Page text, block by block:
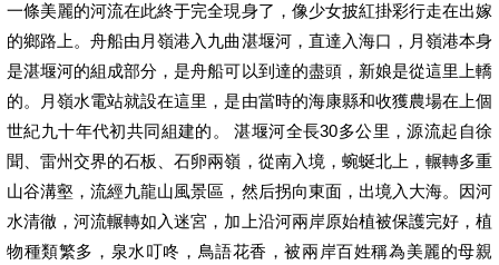
一條美麗的河流在此終于完全現身了，像少女披紅掛彩行走在出嫁
的鄉路上。舟船由月嶺港入九曲湛堰河，直達入海口，月嶺港本身
是湛堰河的組成部分，是舟船可以到達的盡頭，新娘是從這里上轎
的。月嶺水電站就設在這里，是由當時的海康縣和收獲農場在上個
世紀九十年代初共同組建的。 湛堰河全長30多公里，源流起自徐
聞、雷州交界的石板、石卵兩嶺，從南入境，蜿蜒北上，輾轉多重
山谷溝壑，流經九龍山風景區，然后拐向東面，出境入大海。因河
水清徹，河流輾轉如入迷宮，加上沿河兩岸原始植被保護完好，植
物種類繁多，泉水叮咚，鳥語花香，被兩岸百姓稱為美麗的母親